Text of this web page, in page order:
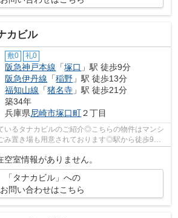
カビル
敷0 礼0
阪急神戸本線 「塚口 」駅 徒歩9分
阪急伊丹線 「稲野 」駅 徒歩13分
福知山線 「猪名寺 」駅 徒歩21分
築34年
兵庫県尼崎市塚口町２丁目
いるタナカビルのご紹介◎こちらの物件はマンシ
み置き場も用意されております◎駅から徒歩9分
も便利な立地で...
空室情報がありません。
「タナカビル」への
お問い合わせはこちら